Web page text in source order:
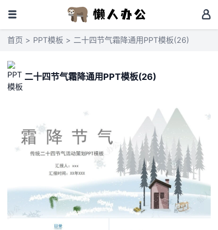
首页 > PPT模板 > 二十四节气霜降通用PPT模板(26)
二十四节气霜降通用PPT模板(26)